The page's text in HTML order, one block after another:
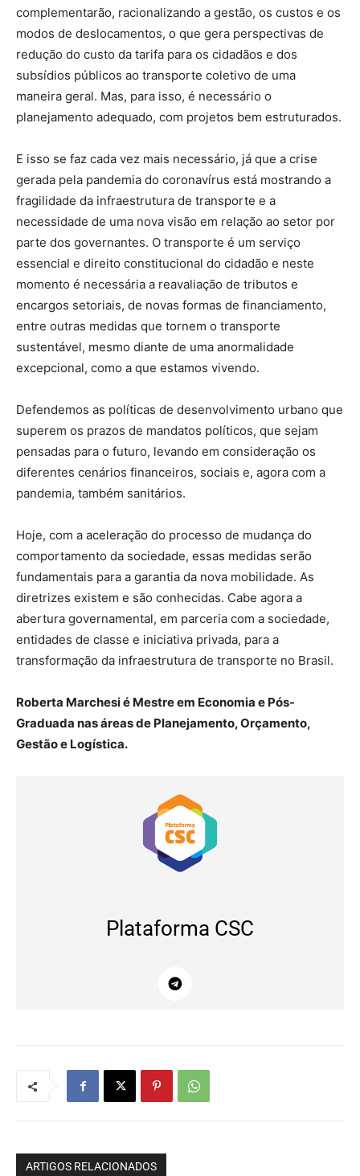
complementarão, racionalizando a gestão, os custos e os
modos de deslocamentos, o que gera perspectivas de
redução do custo da tarifa para os cidadãos e dos
subsídios públicos ao transporte coletivo de uma
maneira geral. Mas, para isso, é necessário o
planejamento adequado, com projetos bem estruturados.
E isso se faz cada vez mais necessário, já que a crise
gerada pela pandemia do coronavírus está mostrando a
fragilidade da infraestrutura de transporte e a
necessidade de uma nova visão em relação ao setor por
parte dos governantes. O transporte é um serviço
essencial e direito constitucional do cidadão e neste
momento é necessária a reavaliação de tributos e
encargos setoriais, de novas formas de financiamento,
entre outras medidas que tornem o transporte
sustentável, mesmo diante de uma anormalidade
excepcional, como a que estamos vivendo.
Defendemos as políticas de desenvolvimento urbano que
superem os prazos de mandatos políticos, que sejam
pensadas para o futuro, levando em consideração os
diferentes cenários financeiros, sociais e, agora com a
pandemia, também sanitários.
Hoje, com a aceleração do processo de mudança do
comportamento da sociedade, essas medidas serão
fundamentais para a garantia da nova mobilidade. As
diretrizes existem e são conhecidas. Cabe agora a
abertura governamental, em parceria com a sociedade,
entidades de classe e iniciativa privada, para a
transformação da infraestrutura de transporte no Brasil.
Roberta Marchesi é Mestre em Economia e Pós-
Graduada nas áreas de Planejamento, Orçamento,
Gestão e Logística.
Plataforma CSC
ARTIGOS RELACIONADOS